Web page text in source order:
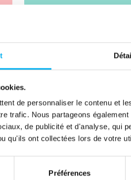
de personnaliser le contenu et
trafic. Nous partageons
de publicité et d'analyse, qui
qu'ils ont collectées lors de votre
Préférences
04 Tech&fest
4 février 2026 à 08h30
ELLISPHERE sera
l’événement business et
000 décideurs,